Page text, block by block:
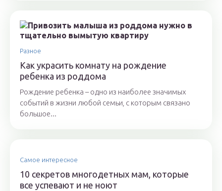
Разное
Как украсить комнату на рождение
ребенка из роддома
Рождение ребенка – одно из наиболее значимых
событий в жизни любой семьи, с которым связано
большое...
Самое интересное
10 секретов многодетных мам, которые
все успевают и не ноют